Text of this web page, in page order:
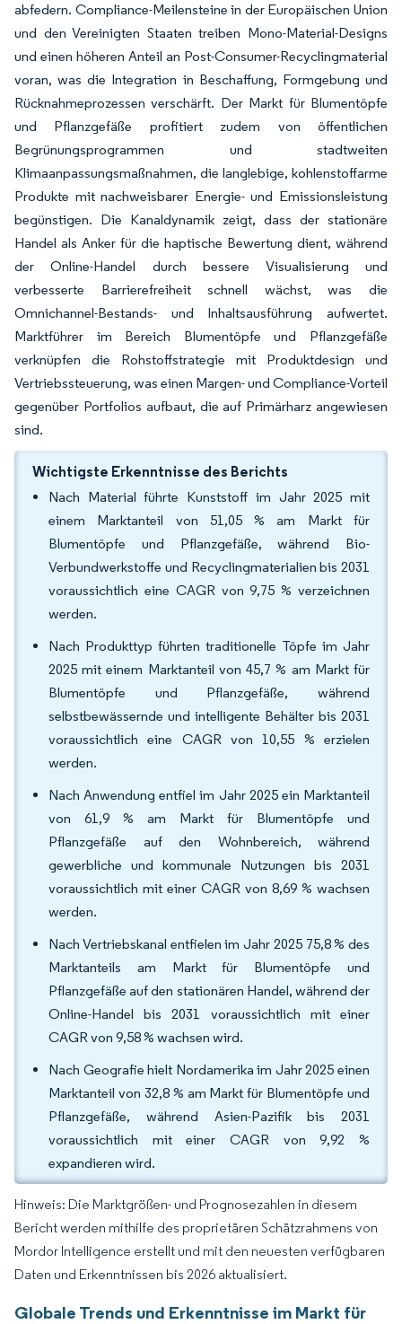
abfedern. Compliance-Meilensteine in der Europäischen Union
und den Vereinigten Staaten treiben Mono-Material-Designs
und einen höheren Anteil an Post-Consumer-Recyclingmaterial
voran, was die Integration in Beschaffung, Formgebung und
Rücknahmeprozessen verschärft. Der Markt für Blumentöpfe
und Pflanzgefäße profitiert zudem von öffentlichen
Begrünungsprogrammen und stadtweiten
Klimaanpassungsmaßnahmen, die langlebige, kohlenstoffarme
Produkte mit nachweisbarer Energie- und Emissionsleistung
begünstigen. Die Kanaldynamik zeigt, dass der stationäre
Handel als Anker für die haptische Bewertung dient, während
der Online-Handel durch bessere Visualisierung und
verbesserte Barrierefreiheit schnell wächst, was die
Omnichannel-Bestands- und Inhaltsausführung aufwertet.
Marktführer im Bereich Blumentöpfe und Pflanzgefäße
verknüpfen die Rohstoffstrategie mit Produktdesign und
Vertriebssteuerung, was einen Margen- und Compliance-Vorteil
gegenüber Portfolios aufbaut, die auf Primärharz angewiesen
sind.
Wichtigste Erkenntnisse des Berichts
Nach Material führte Kunststoff im Jahr 2025 mit
einem Marktanteil von 51,05 % am Markt für
Blumentöpfe und Pflanzgefäße, während Bio-
Verbundwerkstoffe und Recyclingmaterialien bis 2031
voraussichtlich eine CAGR von 9,75 % verzeichnen
werden.
Nach Produkttyp führten traditionelle Töpfe im Jahr
2025 mit einem Marktanteil von 45,7 % am Markt für
Blumentöpfe und Pflanzgefäße, während
selbstbewässernde und intelligente Behälter bis 2031
voraussichtlich eine CAGR von 10,55 % erzielen
werden.
Nach Anwendung entfiel im Jahr 2025 ein Marktanteil
von 61,9 % am Markt für Blumentöpfe und
Pflanzgefäße auf den Wohnbereich, während
gewerbliche und kommunale Nutzungen bis 2031
voraussichtlich mit einer CAGR von 8,69 % wachsen
werden.
Nach Vertriebskanal entfielen im Jahr 2025 75,8 % des
Marktanteils am Markt für Blumentöpfe und
Pflanzgefäße auf den stationären Handel, während der
Online-Handel bis 2031 voraussichtlich mit einer
CAGR von 9,58 % wachsen wird.
Nach Geografie hielt Nordamerika im Jahr 2025 einen
Marktanteil von 32,8 % am Markt für Blumentöpfe und
Pflanzgefäße, während Asien-Pazifik bis 2031
voraussichtlich mit einer CAGR von 9,92 %
expandieren wird.
Hinweis: Die Marktgrößen- und Prognosezahlen in diesem
Bericht werden mithilfe des proprietären Schätzrahmens von
Mordor Intelligence erstellt und mit den neuesten verfügbaren
Daten und Erkenntnissen bis 2026 aktualisiert.
Globale Trends und Erkenntnisse im Markt für